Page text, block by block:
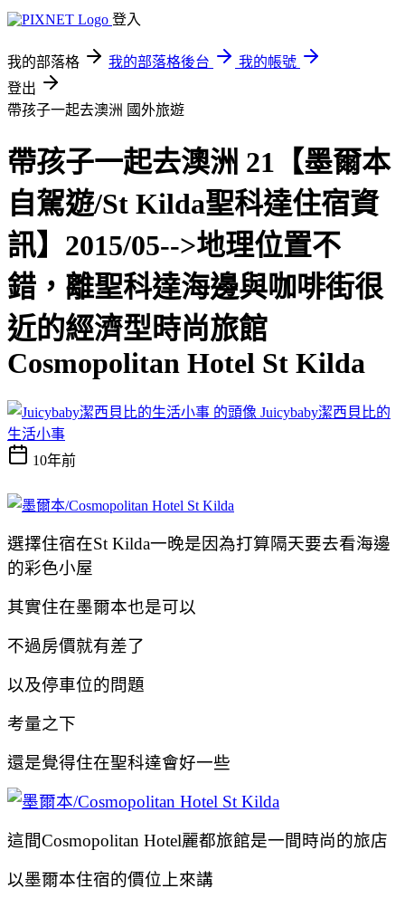
登入
我的部落格 我的部落格後台
我的帳號
登出
帶孩子一起去澳洲 國外旅遊
帶孩子一起去澳洲 21【墨爾本
自駕遊/St Kilda聖科達住宿資
訊】2015/05-->地理位置不
錯，離聖科達海邊與咖啡街很
近的經濟型時尚旅館
Cosmopolitan Hotel St Kilda
Juicybaby潔西貝比的
生活小事
10年前
選擇住宿在St Kilda一晚是因為打算隔天要去看海邊
的彩色小屋
其實住在墨爾本也是可以
不過房價就有差了
以及停車位的問題
考量之下
還是覺得住在聖科達會好一些
這間Cosmopolitan Hotel麗都旅館是一間時尚的旅店
以墨爾本住宿的價位上來講